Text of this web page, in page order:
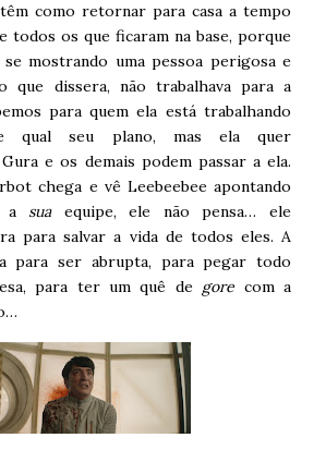
como retornar para casa a tempo
todos os que ficaram na base, porque
se mostrando uma pessoa perigosa e
que dissera, não trabalhava para a
para quem ela está trabalhando
qual seu plano, mas ela quer
e os demais podem passar a ela.
chega e vê Leebeebee apontando
a suaequipe, ele não pensa… ele
para salvar a vida de todos eles. A
para ser abrupta, para pegar todo
para ter um quê de gore com a